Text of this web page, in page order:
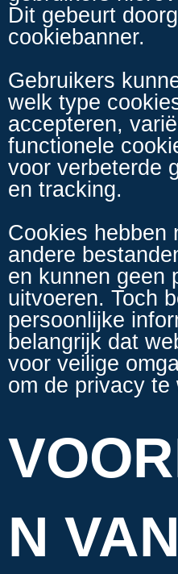
Dit gebeurt
cookiebanner.
Gebruikers
welk type
accepteren,
functionele
voor verbeterde
en tracking.
Cookies hebben
andere
en kunnen geen
uitvoeren. Toch
persoonlijke
belangrijk dat
voor veilige
om de privacy te
N VAN